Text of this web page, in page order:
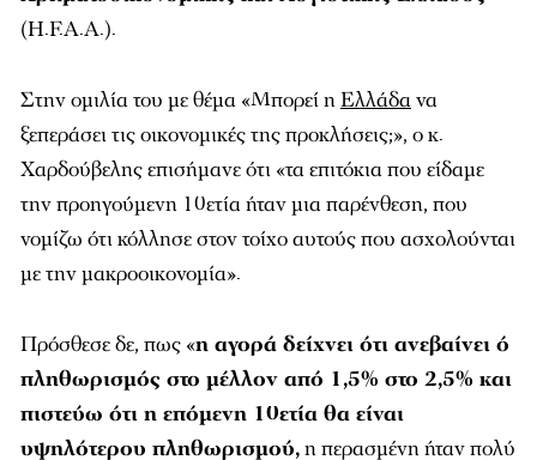
(H.F.A.A.).
Στην ομιλία του με θέμα «Μπορεί ηΕλλάδανα
ξεπεράσει τις οικονομικές της προκλήσεις;», ο κ.
Χαρδούβελης επισήμανε ότι «τα επιτόκια που είδαμε
την προηγούμενη 10ετία ήταν μια παρένθεση, που
νομίζω ότι κόλλησε στον τοίχο αυτούς που ασχολούνται
με την μακροοικονομία».
Πρόσθεσε δε, πως «η αγορά δείχνει ότι ανεβαίνει ό
πληθωρισμός στο μέλλον από 1,5% στο 2,5% και
πιστεύω ότι η επόμενη 10ετία θα είναι
υψηλότερου πληθωρισμού,η περασμένη ήταν πολύ